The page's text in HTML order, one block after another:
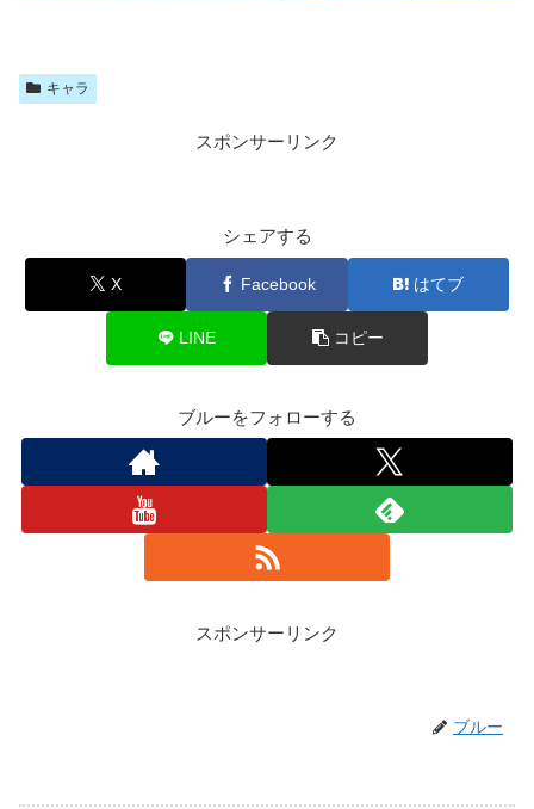
キャラ
スポンサーリンク
シェアする
X Facebook はてブ
LINE コピー
ブルーをフォローする
スポンサーリンク
ブルー